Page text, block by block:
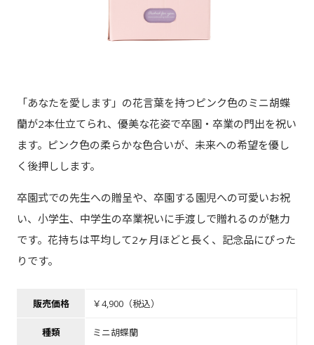
「あなたを愛します」の花言葉を持つピンク色のミニ胡蝶
蘭が2本仕立てられ、優美な花姿で卒園・卒業の門出を祝い
ます。ピンク色の柔らかな色合いが、未来への希望を優し
く後押しします。
卒園式での先生への贈呈や、卒園する園児への可愛いお祝
い、小学生、中学生の卒業祝いに手渡しで贈れるのが魅力
です。花持ちは平均して2ヶ月ほどと長く、記念品にぴった
りです。
販売価格 ￥4,900（税込）
種類 ミニ胡蝶蘭